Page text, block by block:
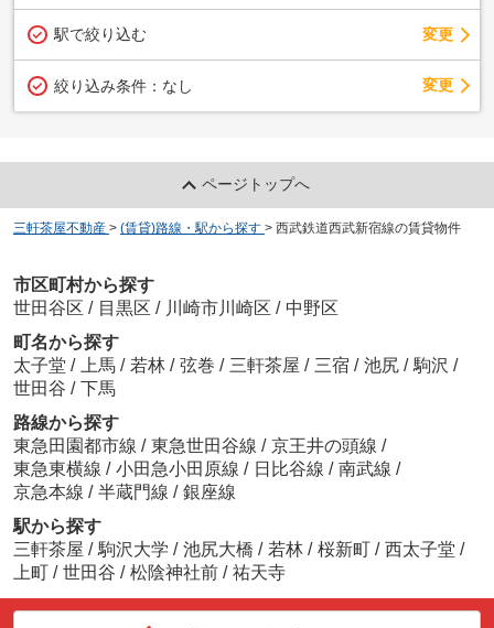
駅で絞り込む 変更
絞り込み条件： なし 変更
ページトップへ
三軒茶屋不動産 > (賃貸)路線・駅から探す > 西武鉄道西武新宿線の賃貸物件
市区町村から探す
世田谷区 / 目黒区 / 川崎市川崎区 / 中野区
町名から探す
太子堂 / 上馬 / 若林 / 弦巻 / 三軒茶屋 / 三宿 / 池尻 / 駒沢 /
世田谷 / 下馬
路線から探す
東急田園都市線 / 東急世田谷線 / 京王井の頭線 /
東急東横線 / 小田急小田原線 / 日比谷線 / 南武線 /
京急本線 / 半蔵門線 / 銀座線
駅から探す
三軒茶屋 / 駒沢大学 / 池尻大橋 / 若林 / 桜新町 / 西太子堂 /
上町 / 世田谷 / 松陰神社前 / 祐天寺